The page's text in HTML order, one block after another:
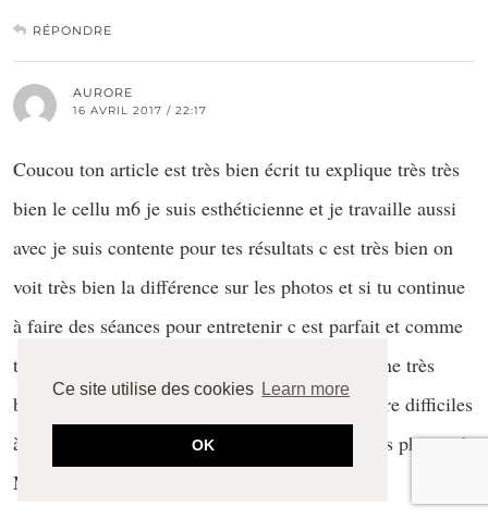
Ce site utilise des cookies Learn more
OK
RÉPONDRE
AURORE
16 AVRIL 2017 / 22:17
Coucou ton article est très bien écrit tu explique très très
bien le cellu m6 je suis esthéticienne et je travaille aussi
avec je suis contente pour tes résultats c est très bien on
voit très bien la différence sur les photos et si tu continue
à faire des séances pour entretenir c est parfait et comme
tu dis on conseille à toute les clientes d avoir une très
bonne hygiène de vie sinon les résultats vont être difficiles
à obtenir…je te souhaite une bonne soirée et tes photos de
Miami sont superbes..